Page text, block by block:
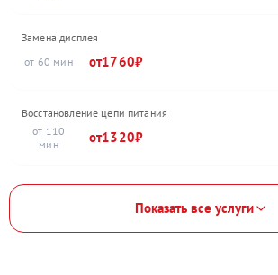
Замена дисплея
60
1760
Восстановление цепи питания
110
1320
Показать все услуги